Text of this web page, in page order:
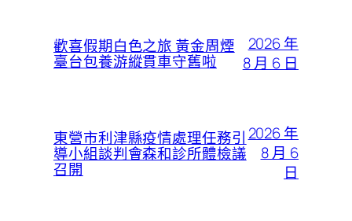
歡喜假期白色之旅 黃金周煙
臺台包養游縱貫車守舊啦
2026 年
8 月 6 日
東營市利津縣疫情處理任務引
導小組談判會森和診所體檢議
召開
2026 年
8 月 6
日